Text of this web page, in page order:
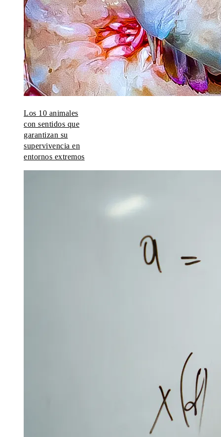
Los 10 animales
con sentidos que
garantizan su
supervivencia en
entornos extremos